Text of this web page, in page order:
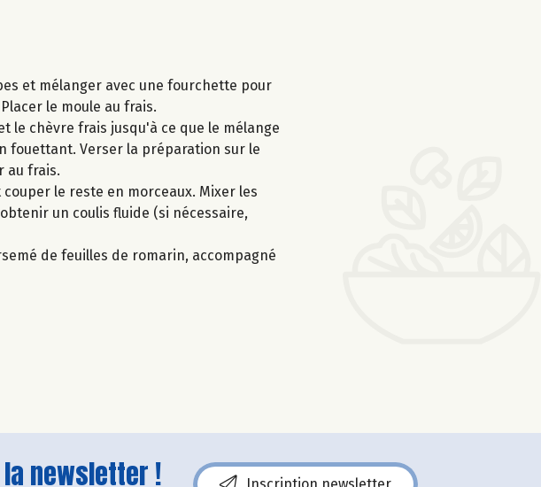
et mélanger avec une fourchette pour
le moule au frais.
le chèvre frais jusqu'à ce que le mélange
fouettant. Verser la préparation sur le
au frais.
le reste en morceaux. Mixer les
un coulis fluide (si nécessaire,
de feuilles de romarin, accompagné
newsletter !